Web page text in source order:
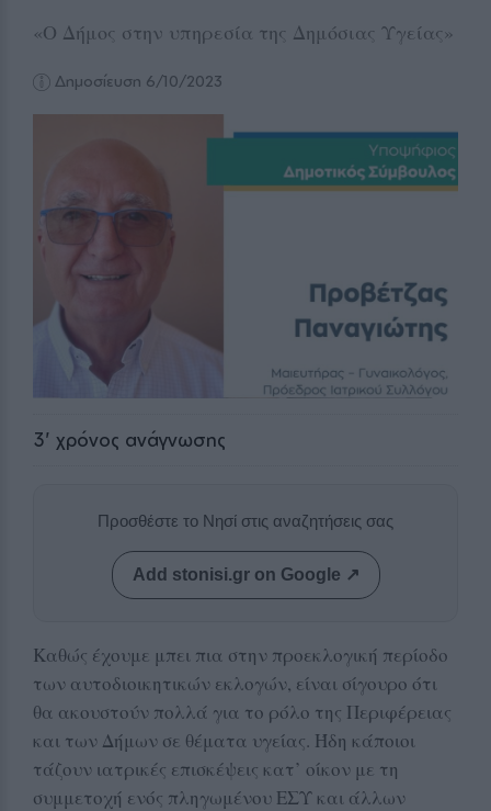
«Ο Δήμος στην υπηρεσία της Δημόσιας Υγείας»
Δημοσίευση 6/10/2023
3' χρόνος ανάγνωσης
Προσθέστε το Νησί στις αναζητήσεις σας
Add stonisi.gr on Google ↗
Καθώς έχουμε μπει πια στην προεκλογική περίοδο
των αυτοδιοικητικών εκλογών, είναι σίγουρο ότι
θα ακουστούν πολλά για το ρόλο της Περιφέρειας
και των Δήμων σε θέματα υγείας. Ήδη κάποιοι
τάζουν ιατρικές επισκέψεις κατ’ οίκον με τη
συμμετοχή ενός πληγωμένου ΕΣΥ και άλλων